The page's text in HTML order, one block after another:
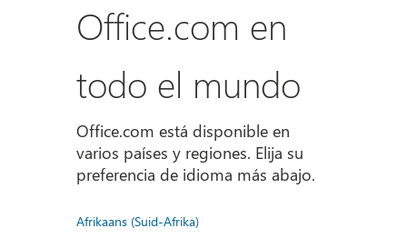
Office.com en
todo el mundo
Office.com está disponible en
varios países y regiones. Elija su
preferencia de idioma más abajo.
Afrikaans (Suid-Afrika)